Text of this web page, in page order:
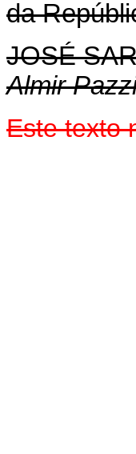
da
JOSÉ
Almir
Este texto